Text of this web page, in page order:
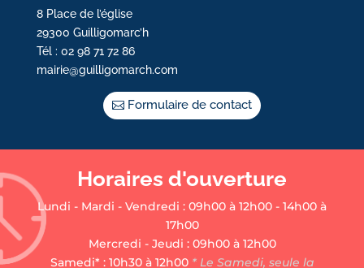
8 Place de l’église
29300 Guilligomarc’h
Tél : 02 98 71 72 86
mairie@guilligomarch.com
Formulaire de contact
Horaires d'ouverture
Lundi - Mardi - Vendredi : 09h00 à 12h00 - 14h00 à
17h00
Mercredi - Jeudi : 09h00 à 12h00
Samedi* : 10h30 à 12h00* Le Samedi, seule la